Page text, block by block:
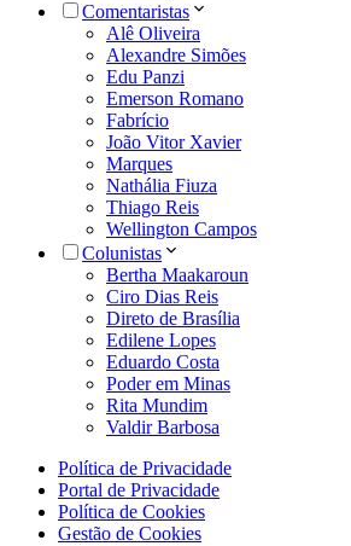
Comentaristas
Alê Oliveira
Alexandre Simões
Edu Panzi
Emerson Romano
Fabrício
João Vitor Xavier
Marques
Nathália Fiuza
Thiago Reis
Wellington Campos
Colunistas
Bertha Maakaroun
Ciro Dias Reis
Direto de Brasília
Edilene Lopes
Eduardo Costa
Poder em Minas
Rita Mundim
Valdir Barbosa
Política de Privacidade
Portal de Privacidade
Política de Cookies
Gestão de Cookies